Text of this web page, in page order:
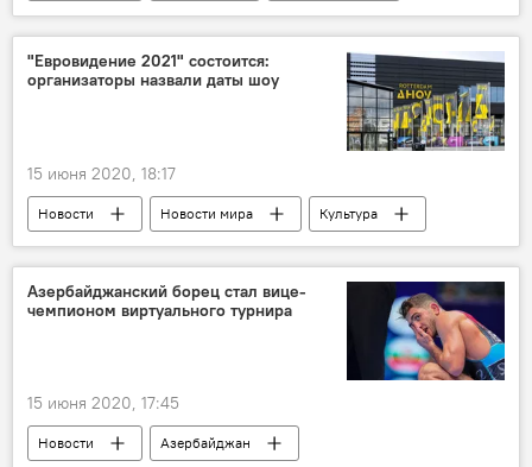
ТЕХНОЛОГИИ
Азербайджан
вода
дефицит
Засуха
Нехватка воды в Азербайджане: проблема и пути ее решения
"Евровидение 2021" состоится:
организаторы назвали даты шоу
15 июня 2020, 18:17
Новости Новости мира
Культура
ЖИЗНЬ
Самира Эфенди
даты
Организаторы
Азербайджанский борец стал вице-
чемпионом виртуального турнира
15 июня 2020, 17:45
Новости
Азербайджан